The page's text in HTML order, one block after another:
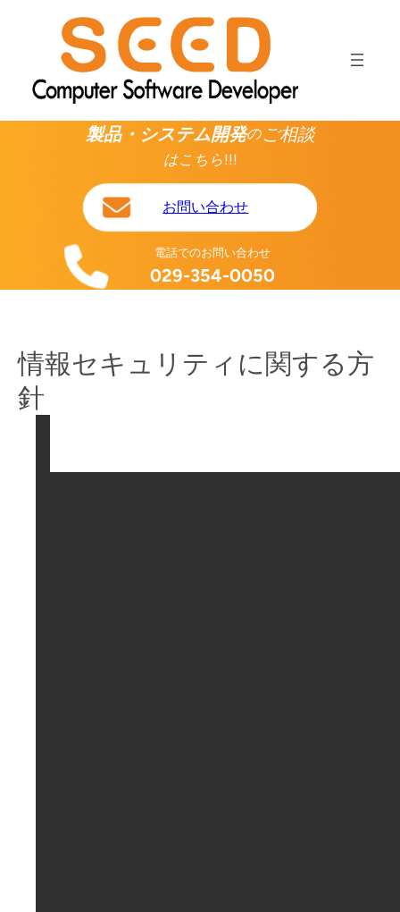
ッ
製品・システム開発のご相談
はこちら!!!
お問い合わせ
電話でのお問い合わせ
029-354-0050
情報セキュリティに関する方
針